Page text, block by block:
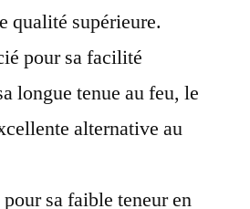
qualité supérieure.
pour sa facilité
longue tenue au feu, le
alternative au
sa faible teneur en